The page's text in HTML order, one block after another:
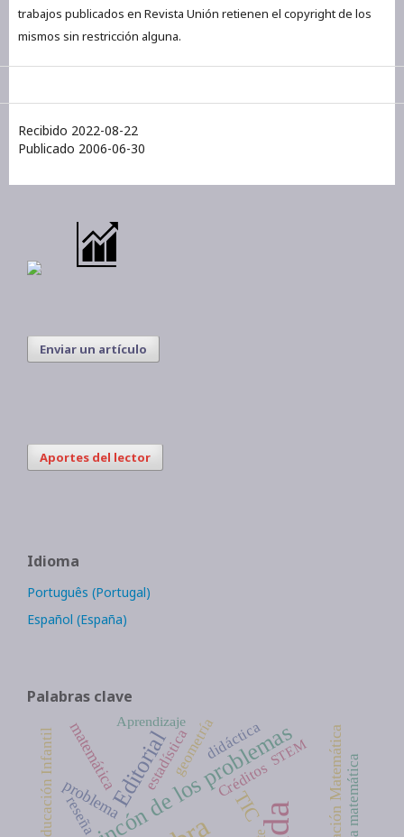
trabajos publicados en Revista Unión retienen el copyright de los
mismos sin restricción alguna.
Recibido 2022-08-22
Publicado 2006-06-30
Enviar un artículo
Aportes del lector
Idioma
Português (Portugal)
Español (España)
Palabras clave
Editorial
El rincón de los problemas
TIC
matemática Educación Matemática
problema
estadísticageometría
reseña
Créditos
Educación Infantil didácticaSTEM
Aprendizaje